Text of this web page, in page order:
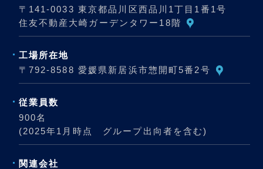
〒141-0033 東京都品川区西品川1丁目1番1号
住友不動産大崎ガーデンタワー18階
工場所在地
〒792-8588 愛媛県新居浜市惣開町5番2号
従業員数
900名
(2025年1月時点 グループ出向者を含む)
関連会社